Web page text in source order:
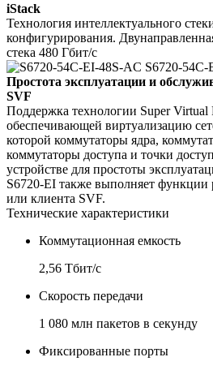
iStack
Технология интеллектуального
конфигурирования.
стека 480 Гбит/с
Простота эксплуатации и
SVF
Поддержка технологии Super Virtual
обеспечивающей виртуализацию
которой коммутаторы ядра,
коммутаторы доступа и точки
устройстве для простоты
S6720-EI также выполняет функции
или клиента SVF.
Технические характеристики
Коммутационная емкость
2,56 Тбит/с
Скорость передачи
1 080 млн пакетов в секунду
Фиксированные порты